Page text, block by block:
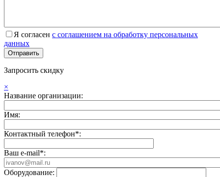
Я согласен с соглашением на обработку персональных
данных
Запросить скидку
×
Название организации:
Имя:
Контактный телефон*:
Ваш e-mail*:
Оборудование: